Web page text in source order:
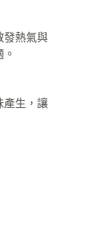
發熱氣與
產生，讓